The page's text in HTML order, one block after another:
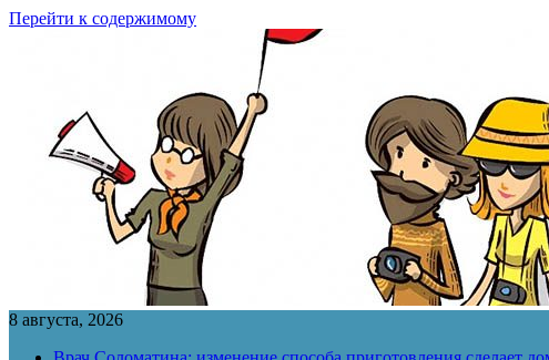
Перейти к содержимому
8 августа, 2026